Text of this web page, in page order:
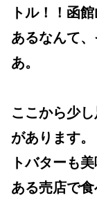
トル！！函
あるなんて
あ。
ここから少
があります
トバターも
ある売店で